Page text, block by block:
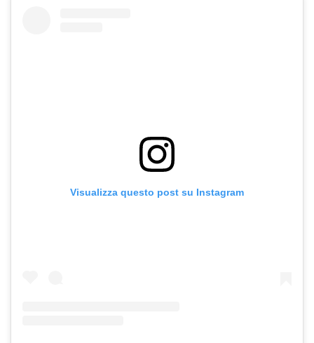
Visualizza questo post su Instagram